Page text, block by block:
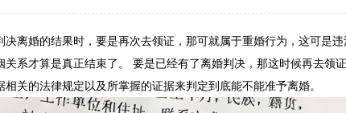
决离婚的结果时，要是再次去领证，那可就属于重婚行为，这可是
关系才算是真正结束了。 要是已经有了离婚判决，那这时候再去领
相关的法律规定以及所掌握的证据来判定到底能不能准予离婚。